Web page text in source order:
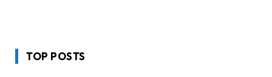
TOP POSTS